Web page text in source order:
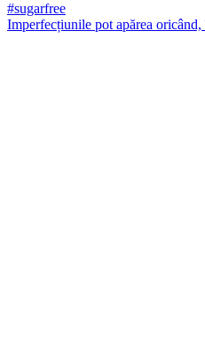
Imperfecțiunile pot apărea oricând,